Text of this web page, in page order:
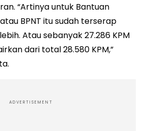
“Artinya untuk Bantuan
BPNT itu sudah terserap
Atau sebanyak 27.286 KPM
dari total 28.580 KPM,”
ADVERTISEMENT